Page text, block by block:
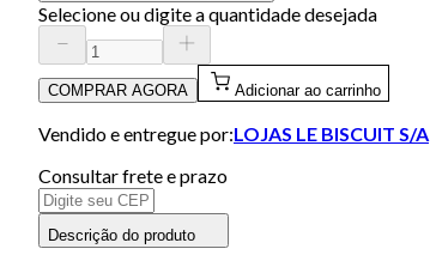
Selecione ou digite a quantidade desejada
COMPRAR AGORA Adicionar ao carrinho
Vendido e entregue por:LOJAS LE BISCUIT S/A
Consultar frete e prazo
Descrição do produto